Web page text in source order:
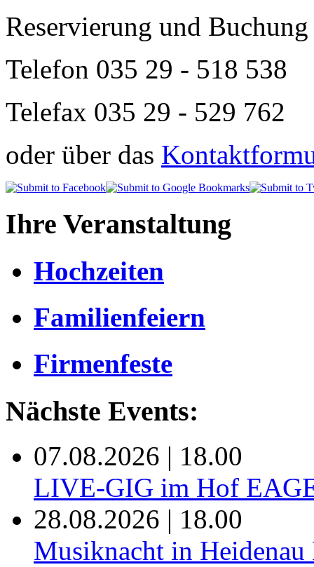
Reservierung und
Telefon 035 29 - 518 538
Telefax 035 29 - 529 762
oder über das
Ihre Veranstaltung
Hochzeiten
Familienfeiern
Firmenfeste
Nächste Events:
07.08.2026 | 18.00
LIVE-GIG im Hof
28.08.2026 | 18.00
Musiknacht in